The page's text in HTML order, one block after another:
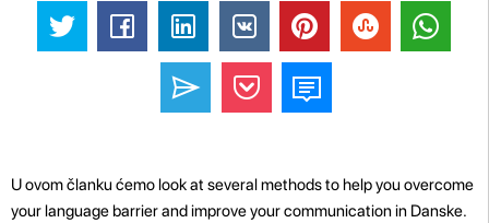
U ovom članku ćemo look at several methods to help you overcome
your language barrier and improve your communication in Danske.